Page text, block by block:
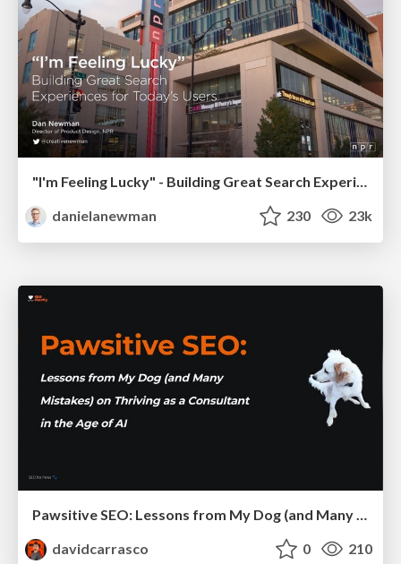
danielanewman
230 23k
Pawsitive SEO: Lessons from My Dog (and Many Mistakes) on Thriving as a Consultant in the Age of AI
davidcarrasco
0 210